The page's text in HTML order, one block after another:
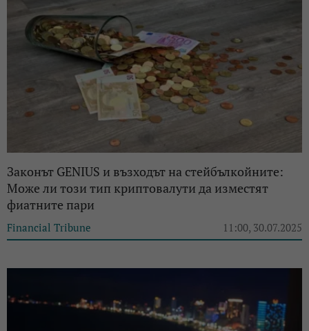
Законът GENIUS и възходът на стейбълкойните:
Може ли този тип криптовалути да изместят
фиатните пари
Financial Tribune 11:00, 30.07.2025